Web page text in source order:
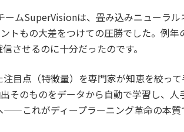
ムSuperVisionは、畳み込みニューラ
もの大差をつけての圧勝でした。例年
させるのに十分だったのです。
目点（特徴量）を専門家が知恵を絞っ
のものをデータから自動で学習し、
これがディープラーニング革命の本質